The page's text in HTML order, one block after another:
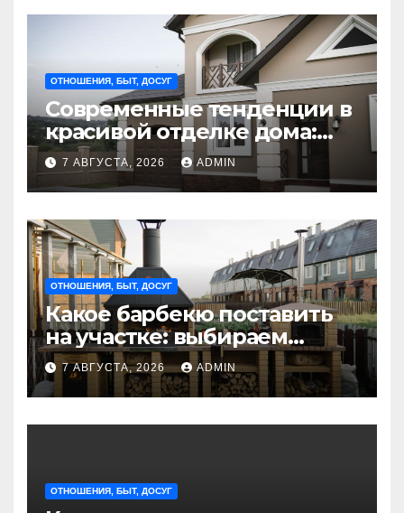
ОТНОШЕНИЯ, БЫТ, ДОСУГ
Современные тенденции в
красивой отделке дома:
стильные решения для
интерьера и экстерьера
7 АВГУСТА, 2026 ADMIN
ОТНОШЕНИЯ, БЫТ, ДОСУГ
Какое барбекю поставить
на участке: выбираем
идеальное решение для
отдыха на природе
7 АВГУСТА, 2026 ADMIN
ОТНОШЕНИЯ, БЫТ, ДОСУГ